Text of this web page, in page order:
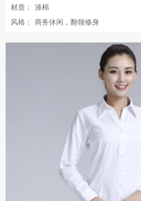
材质：
涤棉
风格：
商务休闲，翻领修身